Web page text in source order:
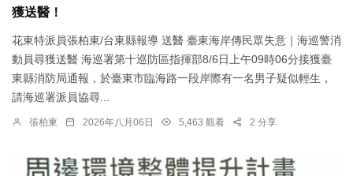
獲送醫！
花東特派員張柏東/台東縣報導 送醫 臺東海岸傳民眾失意｜海巡警消
動員尋獲送醫 海巡署第十巡防區指揮部8/6日上午09時06分接獲臺
東縣消防局通報，於臺東市臨海路一段岸際有一名男子疑似輕生，
請海巡署派員協尋...
張柏東 2026年八月06日 5,463 觀看 2 分享